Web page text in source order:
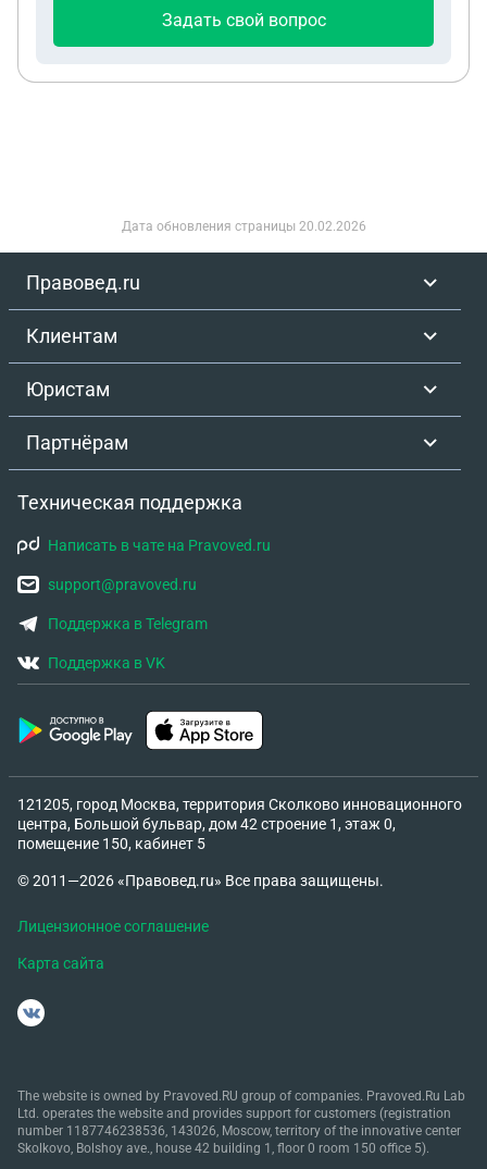
Задать свой вопрос
Дата обновления страницы 20.02.2026
Правовед.ru
Клиентам
Юристам
Партнёрам
Техническая поддержка
Написать в чате на Pravoved.ru
support@pravoved.ru
Поддержка в Telegram
Поддержка в VK
121205, город Москва, территория Сколково инновационного
центра, Большой бульвар, дом 42 строение 1, этаж 0,
помещение 150, кабинет 5
© 2011—2026 «Правовед.ru» Все права защищены.
Лицензионное соглашение
Карта сайта
The website is owned by Pravoved.RU group of companies. Pravoved.Ru Lab
Ltd. operates the website and provides support for customers (registration
number 1187746238536, 143026, Moscow, territory of the innovative center
Skolkovo, Bolshoy ave., house 42 building 1, floor 0 room 150 office 5).